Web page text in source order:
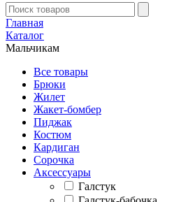
Главная
Каталог
Мальчикам
Все товары
Брюки
Жилет
Жакет-бомбер
Пиджак
Костюм
Кардиган
Сорочка
Аксессуары
Галстук